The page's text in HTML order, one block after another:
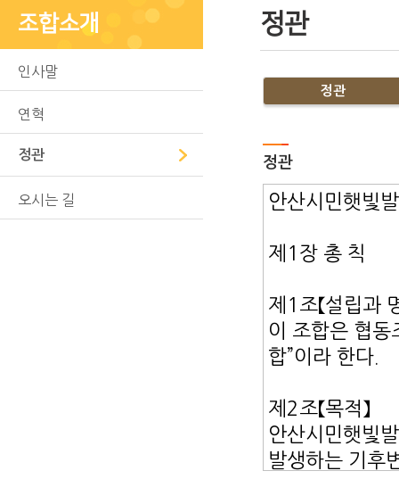
조합소개
인사말
연혁
정관
오시는 길
정관
정관
정관